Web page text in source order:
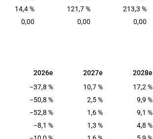
14,4 % 121,7 % 213,3 %
0,00 0,00 0,00
2026e 2027e 2028e
2026e 2027e 2028e
−37,8 % 10,7 % 17,2 %
−50,8 % 2,5 % 9,9 %
−52,8 % 1,6 % 9,1 %
−8,1 % 1,3 % 4,8 %